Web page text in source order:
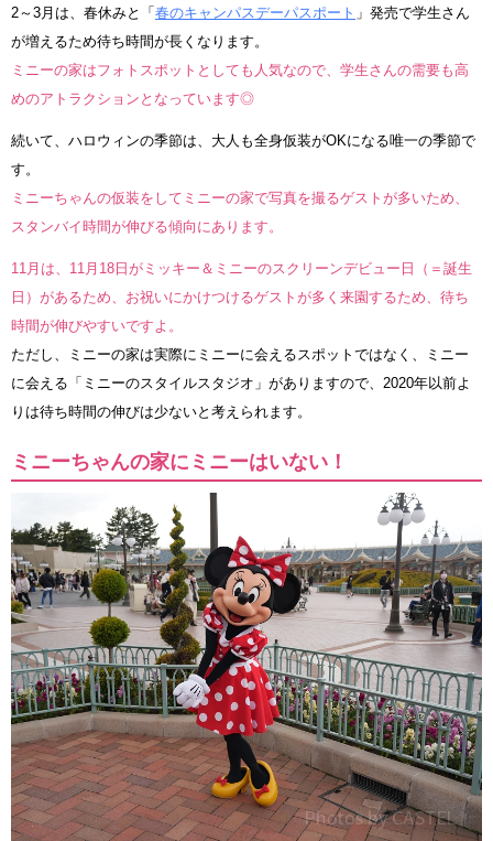
2～3月は、春休みと「春のキャンパスデーパスポート 」発売で学生さん
が増えるため待ち時間が長くなります。
ミニーの家はフォトスポットとしても人気なので、学生さんの需要も高
めのアトラクションとなっています◎
続いて、ハロウィンの季節は、大人も全身仮装がOKになる唯一の季節で
す。
ミニーちゃんの仮装をしてミニーの家で写真を撮るゲストが多いため、
スタンバイ時間が伸びる傾向にあります。
11月は、11月18日がミッキー＆ミニーのスクリーンデビュー日（＝誕生
日）があるため、お祝いにかけつけるゲストが多く来園するため、待ち
時間が伸びやすいですよ。
ただし、ミニーの家は実際にミニーに会えるスポットではなく、ミニー
に会える「ミニーのスタイルスタジオ」がありますので、2020年以前よ
りは待ち時間の伸びは少ないと考えられます。
ミニーちゃんの家にミニーはいない！